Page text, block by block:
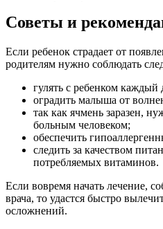
Советы и
Если ребенок страдает от
родителям нужно соблюдать
гулять с ребенком каждый
оградить малыша от
так как ячмень заразен,
больным человеком;
обеспечить
следить за качеством
потребляемых витаминов.
Если вовремя начать лечение,
врача, то удастся быстро
осложнений.